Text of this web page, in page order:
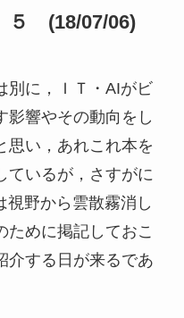
５ (18/07/06)
別に，ＩＴ・AIがビ
影響やその動向をし
思い，あれこれ本を
ているが，さすがに
視野から雲散霧消し
ために掲記しておこ
介する日が来るであ